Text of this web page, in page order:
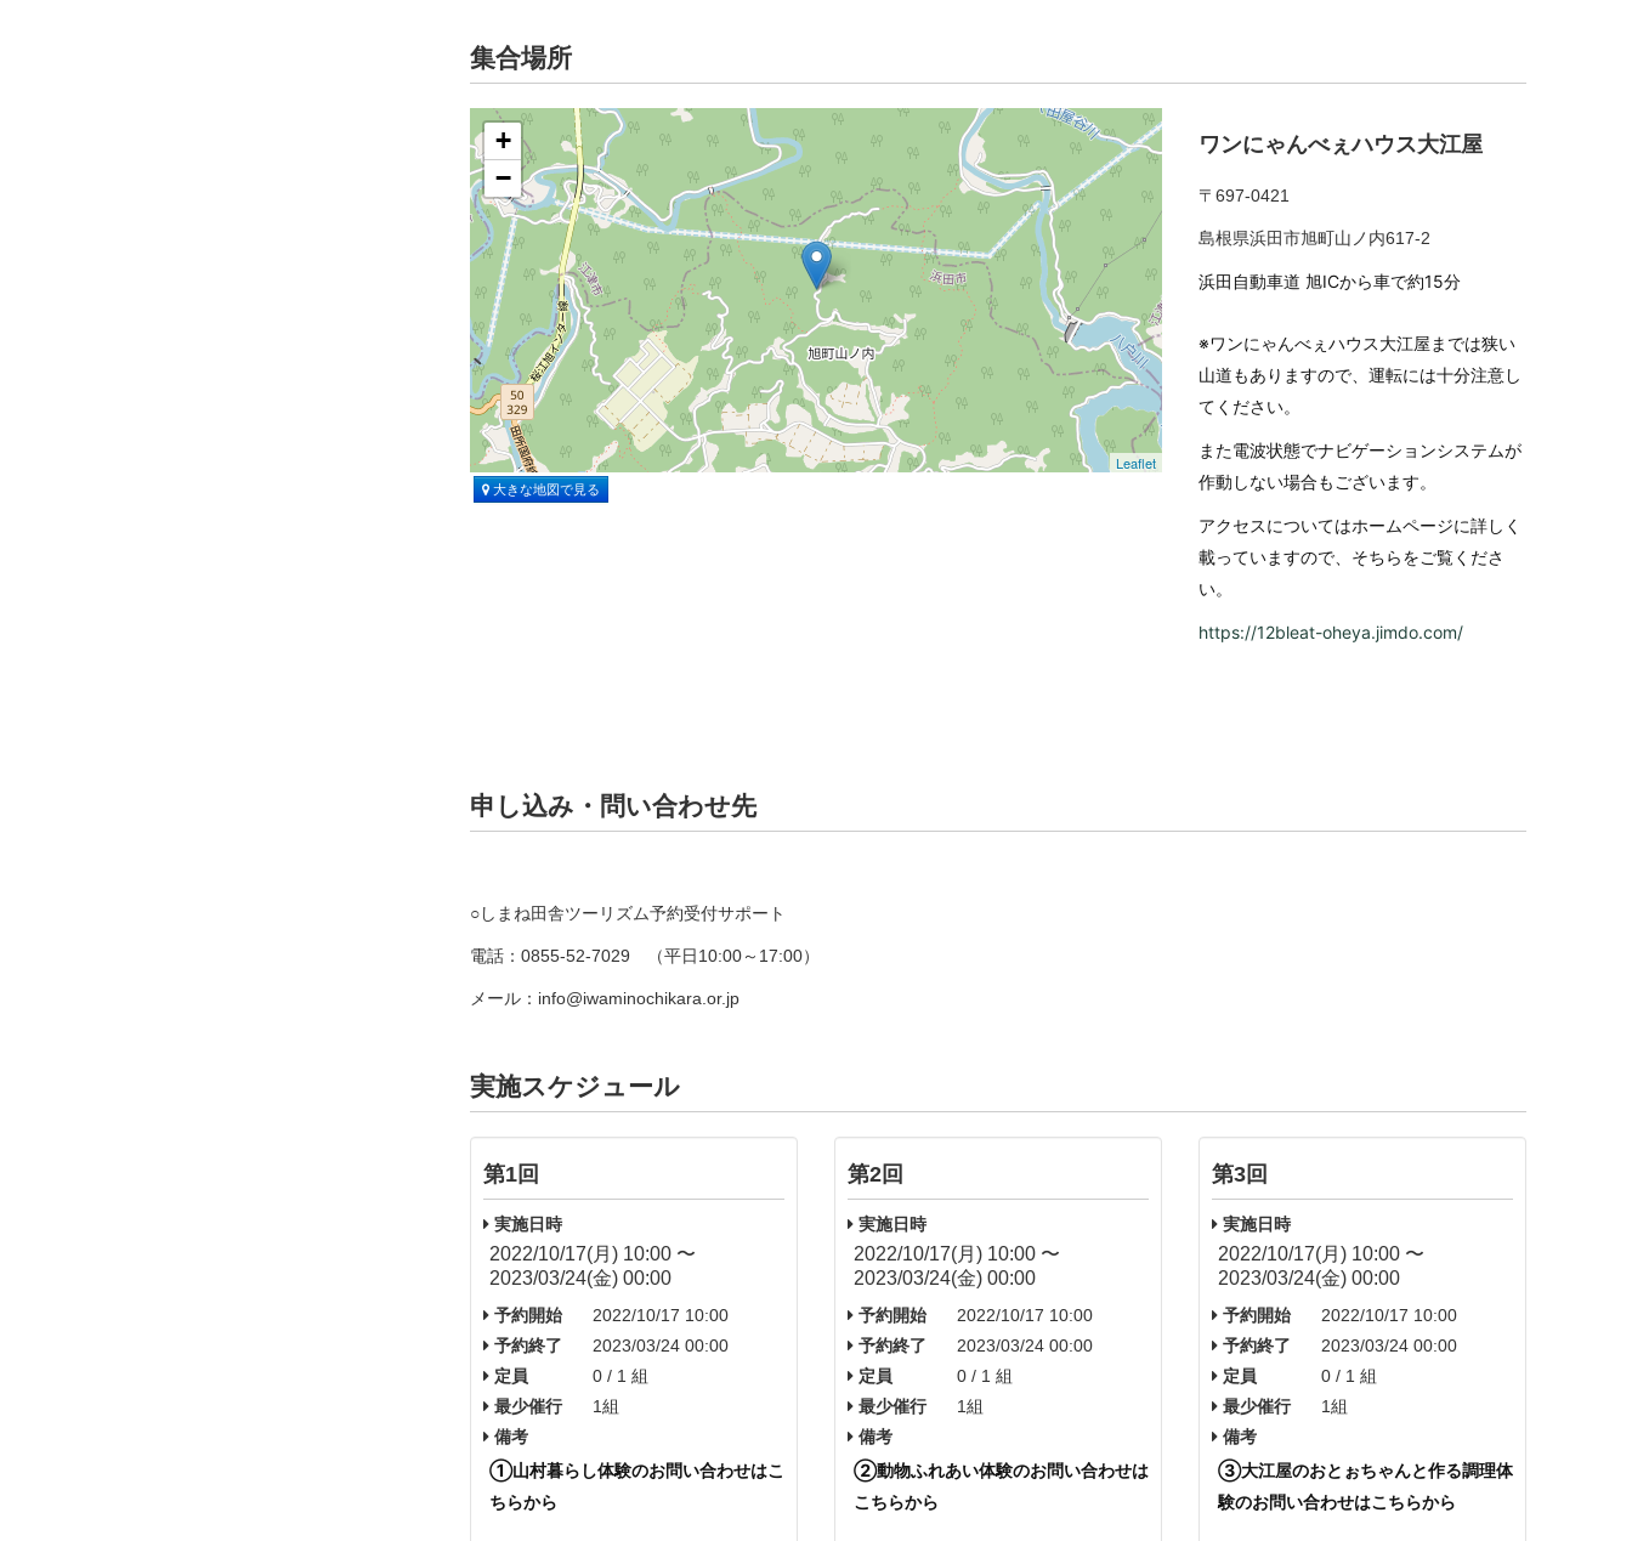
集合場所
+
−
Leaflet
大きな地図で見る
ワンにゃんべぇハウス大江屋
〒697-0421
島根県浜田市旭町山ノ内617-2
浜田自動車道 旭ICから車で約15分
※ワンにゃんべぇハウス大江屋までは狭い
山道もありますので、運転には十分注意し
てください。
また電波状態でナビゲーションシステムが
作動しない場合もございます。
アクセスについてはホームページに詳しく
載っていますので、そちらをご覧くださ
い。
https://12bleat-oheya.jimdo.com/
申し込み・問い合わせ先
○しまね田舎ツーリズム予約受付サポート
電話：0855-52-7029 （平日10:00～17:00）
メール：info@iwaminochikara.or.jp
実施スケジュール
第1回
実施日時
2022/10/17(月) 10:00 〜
2023/03/24(金) 00:00
予約開始
2022/10/17 10:00
予約終了
2023/03/24 00:00
定員
0 / 1 組
最少催行
1組
備考
①山村暮らし体験のお問い合わせはこ
ちらから
第2回
実施日時
2022/10/17(月) 10:00 〜
2023/03/24(金) 00:00
予約開始
2022/10/17 10:00
予約終了
2023/03/24 00:00
定員
0 / 1 組
最少催行
1組
備考
②動物ふれあい体験のお問い合わせは
こちらから
第3回
実施日時
2022/10/17(月) 10:00 〜
2023/03/24(金) 00:00
予約開始
2022/10/17 10:00
予約終了
2023/03/24 00:00
定員
0 / 1 組
最少催行
1組
備考
③大江屋のおとぉちゃんと作る調理体
験のお問い合わせはこちらから